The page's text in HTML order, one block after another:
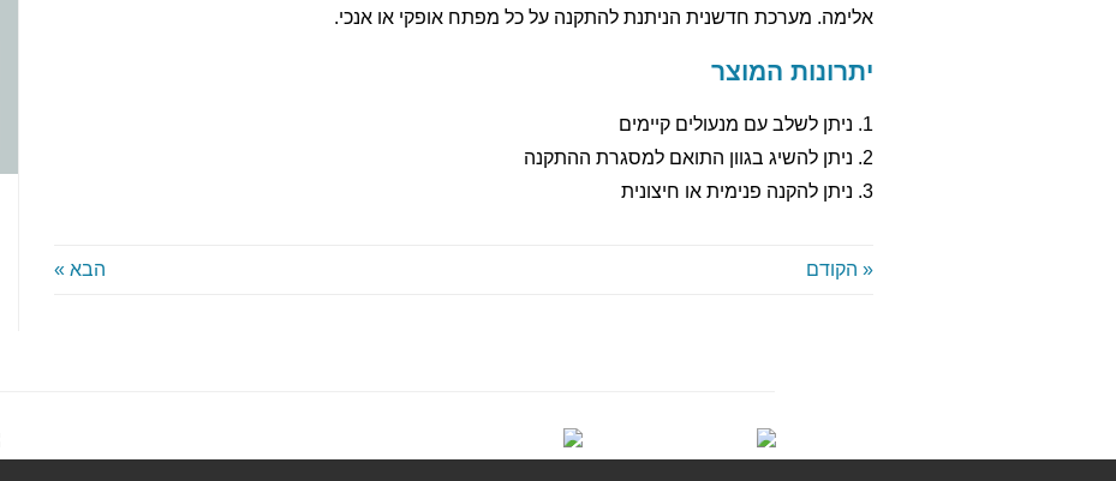
אלימה. מערכת חדשנית הניתנת להתקנה על כל מפתח אופקי או אנכי.
יתרונות המוצר
1. ניתן לשלב עם מנעולים קיימים
2. ניתן להשיג בגוון התואם למסגרת ההתקנה
3. ניתן להקנה פנימית או חיצונית
« הקודם הבא »